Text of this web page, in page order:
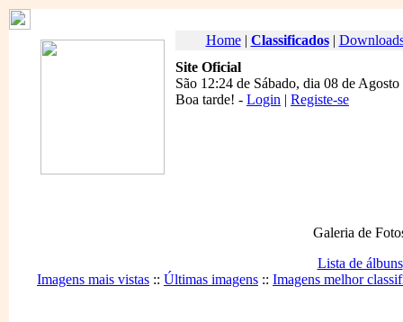
Home| Classificados|
Site Oficial
São 12:24 de Sábado, dia 08 de
Boa tarde! - Login | Registe-se
Galeria de
Lista de álbuns
Imagens mais vistas :: Últimas imagens :: Imagens melhor